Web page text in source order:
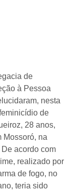
de
à Pessoa
nesta
de
28 anos,
Mossoró, na
acordo com
realizado por
de fogo, no
teria sido